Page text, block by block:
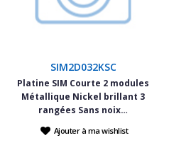
SIM2D032KSC
Platine SIM Courte 2 modules
Métallique Nickel brillant 3
rangées Sans noix…
Ajouter à ma wishlist